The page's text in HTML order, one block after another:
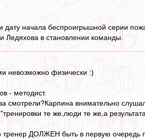
дату начала беспроигрышной серии
Ледяхова в становлении команды.
невозможно физически :)
- методист.
смотрели?Карпина внимательно
те же,люди те же,а результата
ДОЛЖЕН быть в первую очередь